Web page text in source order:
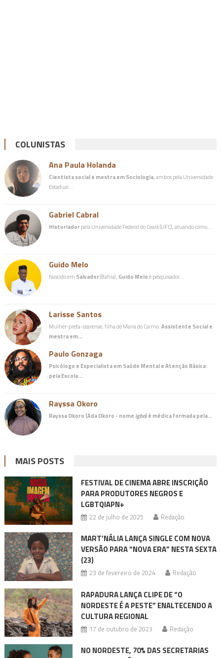
COLUNISTAS
Ana Paula Holanda
Cientista social e mestra em Sociologia, ambos pela Universidade
Estadual…
Gabriel Cabral
Historiadorpela Universidade Federal do Ceará (UFC), atuando como…
Guido Melo
Nascido em Salvador(Bahia), Guido Meloé pesquisador…
Larisse Santos
Mulher-preta-cearense, filha de Maria do Carmo.Assistente Social e
mestra em…
Paulo Gonzaga
Psicólogo e Especialista em Saúde Mental e Atenção Básica
pela Escola…
Rayssa Okoro
Rayssa Okoro (Ada Okoro - nome igbo) é médicaformada pela…
MAIS POSTS
FESTIVAL DE CINEMA ABRE INSCRIÇÃO
PARA PRODUTORES NEGROS E
LGBTQIAPN+
22 de julho de 2025 Redação
MART’NÁLIA LANÇA SINGLE COM NOVA
VERSÃO PARA “NOVA ERA” NESTA SEXTA
(23)
23 de fevereiro de 2024 Redação
RAPADURA LANÇA CLIPE DE “O
NORDESTE É A PESTE” ENALTECENDO A
CULTURA REGIONAL
17 de outubro de 2023 Redação
NO NORDESTE, 70% DAS SECRETARIAS